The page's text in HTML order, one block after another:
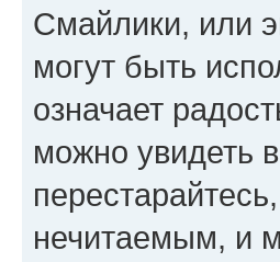
Смайлики, или
могут быть
означает
можно увидеть
нечитаемым, и